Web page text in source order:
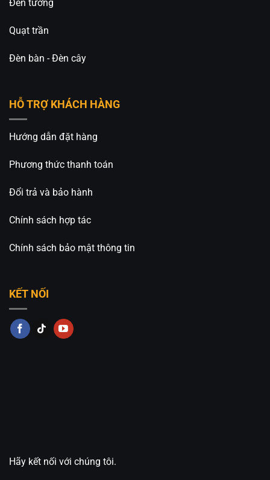
Đèn tường
Quạt trần
Đèn bàn - Đèn cây
HỖ TRỢ KHÁCH HÀNG
Hướng dẫn đặt hàng
Phương thức thanh toán
Đổi trả và bảo hành
Chính sách hợp tác
Chính sách bảo mật thông tin
KẾT NỐI
Hãy kết nối với chúng tôi.